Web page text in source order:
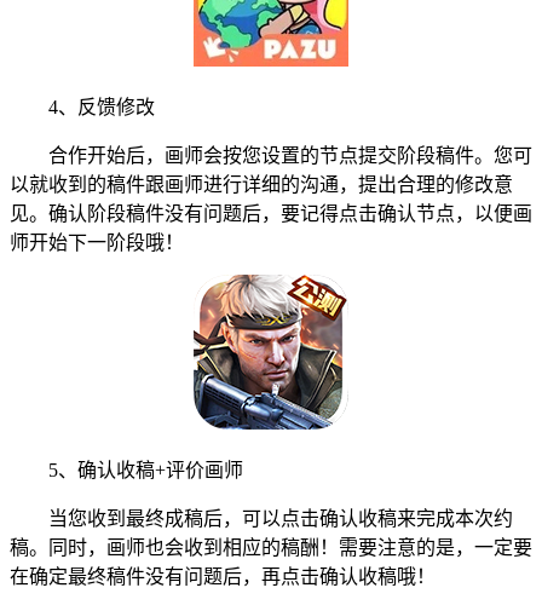
4、反馈修改
合作开始后，画师会按您设置的节点提交阶段稿件。您可
以就收到的稿件跟画师进行详细的沟通，提出合理的修改意
见。确认阶段稿件没有问题后，要记得点击确认节点，以便画
师开始下一阶段哦！
5、确认收稿+评价画师
当您收到最终成稿后，可以点击确认收稿来完成本次约
稿。同时，画师也会收到相应的稿酬！需要注意的是，一定要
在确定最终稿件没有问题后，再点击确认收稿哦！